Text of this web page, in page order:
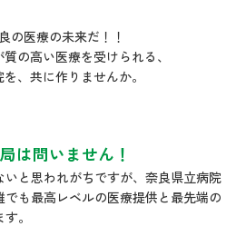
の医療の未来だ！！
の高い医療を受けられる、
、共に作りませんか。
は問いません！
と思われがちですが、奈良県立病院
も最高レベルの医療提供と最先端の
。